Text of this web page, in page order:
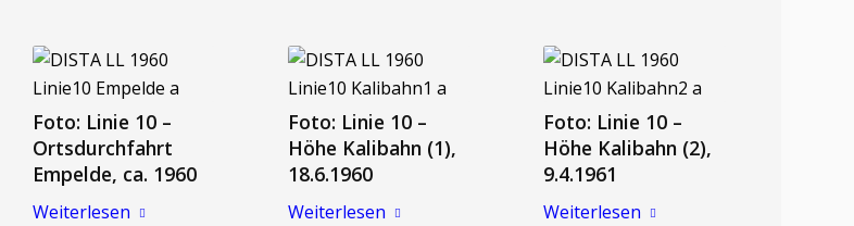
Foto: Linie 10 –
Ortsdurchfahrt
Empelde, ca. 1960
Weiterlesen
Foto: Linie 10 –
Höhe Kalibahn (1),
18.6.1960
Weiterlesen
Foto: Linie 10 –
Höhe Kalibahn (2),
9.4.1961
Weiterlesen